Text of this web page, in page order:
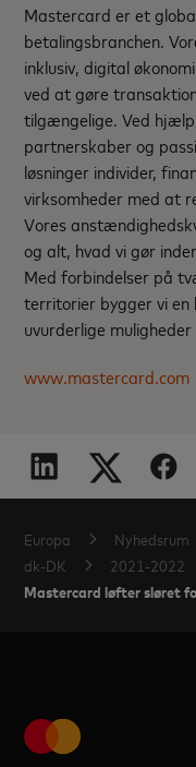
Mastercard er et
betalingsbranchen.
inklusiv, digital
ved at gøre
tilgængelige. Ved
partnerskaber og
løsninger individer,
virksomheder med at
Vores
og alt, hvad vi gør
Med forbindelser på
territorier bygger vi
uvurderlige
www.mastercard.com
Europa Nyhedsrum
dk-DK
2021-2022
Mastercard løfter sløret